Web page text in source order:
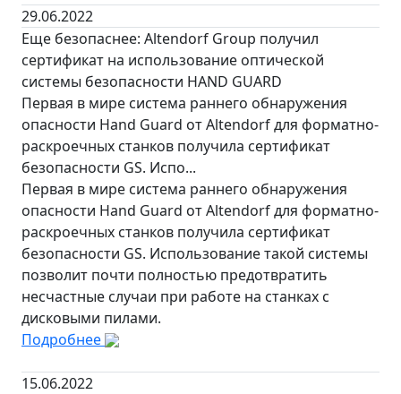
29.06.2022
Еще безопаснее: Altendorf Group получил
сертификат на использование оптической
системы безопасности HAND GUARD
Первая в мире система раннего обнаружения
опасности Hand Guard от Altendorf для форматно-
раскроечных станков получила сертификат
безопасности GS. Испо...
Первая в мире система раннего обнаружения
опасности Hand Guard от Altendorf для форматно-
раскроечных станков получила сертификат
безопасности GS. Использование такой системы
позволит почти полностью предотвратить
несчастные случаи при работе на станках с
дисковыми пилами.
Подробнее
15.06.2022